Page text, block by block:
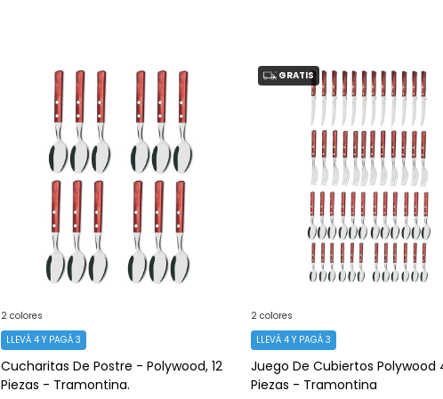
Cucharitas De Postre - Polywood, 12
Piezas - Tramontina.
LLEVÁ 4 Y PAGÁ 3
2 colores
GRATIS
Juego De Cubiertos Polywood
Piezas - Tramontina
LLEVÁ 4 Y PAGÁ 3
2 colores